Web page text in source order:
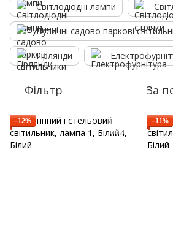
Світлодіодні лампи
Вуличні садово паркові
Гірлянди
Фільтр За
−12% −11%